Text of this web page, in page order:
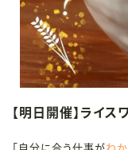
【明日開催】ライス